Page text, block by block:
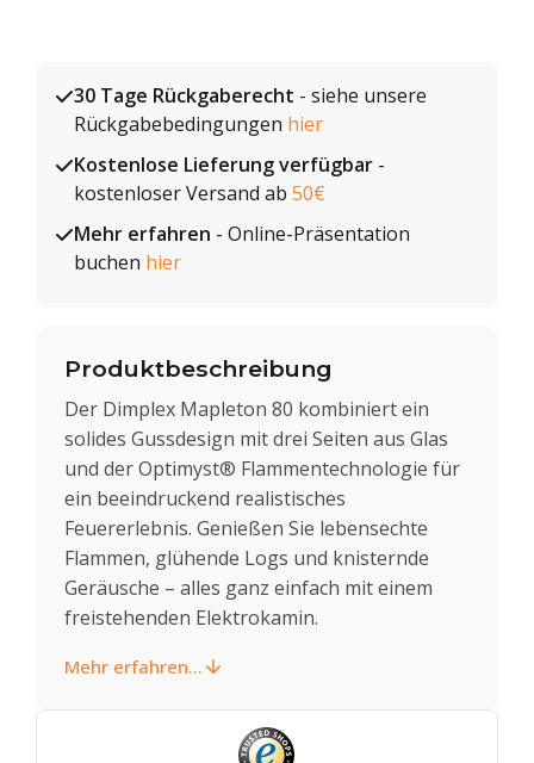
30 Tage Rückgaberecht - siehe unsere
Rückgabebedingungen hier
Kostenlose Lieferung verfügbar -
kostenloser Versand ab 50€
Mehr erfahren - Online-Präsentation
buchen hier
Produktbeschreibung
Der Dimplex Mapleton 80 kombiniert ein
solides Gussdesign mit drei Seiten aus Glas
und der Optimyst® Flammentechnologie für
ein beeindruckend realistisches
Feuererlebnis. Genießen Sie lebensechte
Flammen, glühende Logs und knisternde
Geräusche – alles ganz einfach mit einem
freistehenden Elektrokamin.
Mehr erfahren...